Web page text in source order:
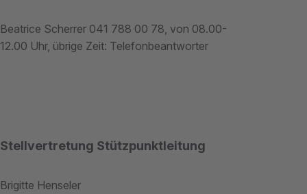
Beatrice Scherrer 041 788 00 78, von 08.00-
12.00 Uhr, übrige Zeit: Telefonbeantworter
Stellvertretung Stützpunktleitung
Brigitte Henseler